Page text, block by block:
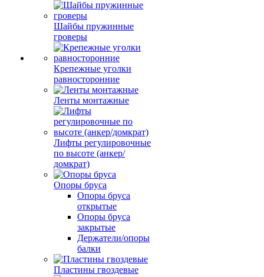
Шайбы пружинные
гроверы
Крепежные уголки
равносторонние
Ленты монтажные
Лифты регулировочные
по высоте (анкер/
домкрат)
Опоры бруса
Опоры бруса
открытые
Опоры бруса
закрытые
Держатели/опоры
балки
Пластины гвоздевые